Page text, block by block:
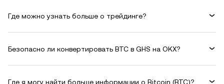
Где можно узнать больше о трейдинге?
Безопасно ли конвертировать BTC в GHS на OKX?
Где я могу найти больше информации о Bitcoin (BTC)?